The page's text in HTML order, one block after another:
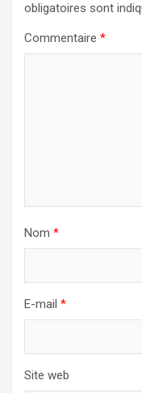
obligatoires sont
Commentaire *
Nom *
E-mail *
Site web